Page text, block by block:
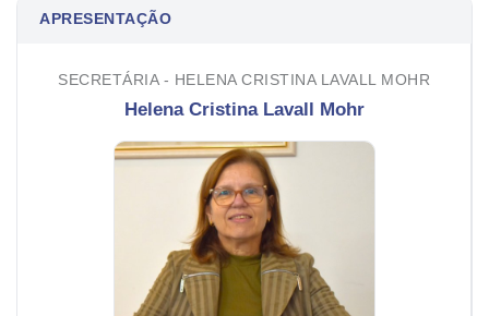
APRESENTAÇÃO
SECRETÁRIA - HELENA CRISTINA LAVALL MOHR
Helena Cristina Lavall Mohr